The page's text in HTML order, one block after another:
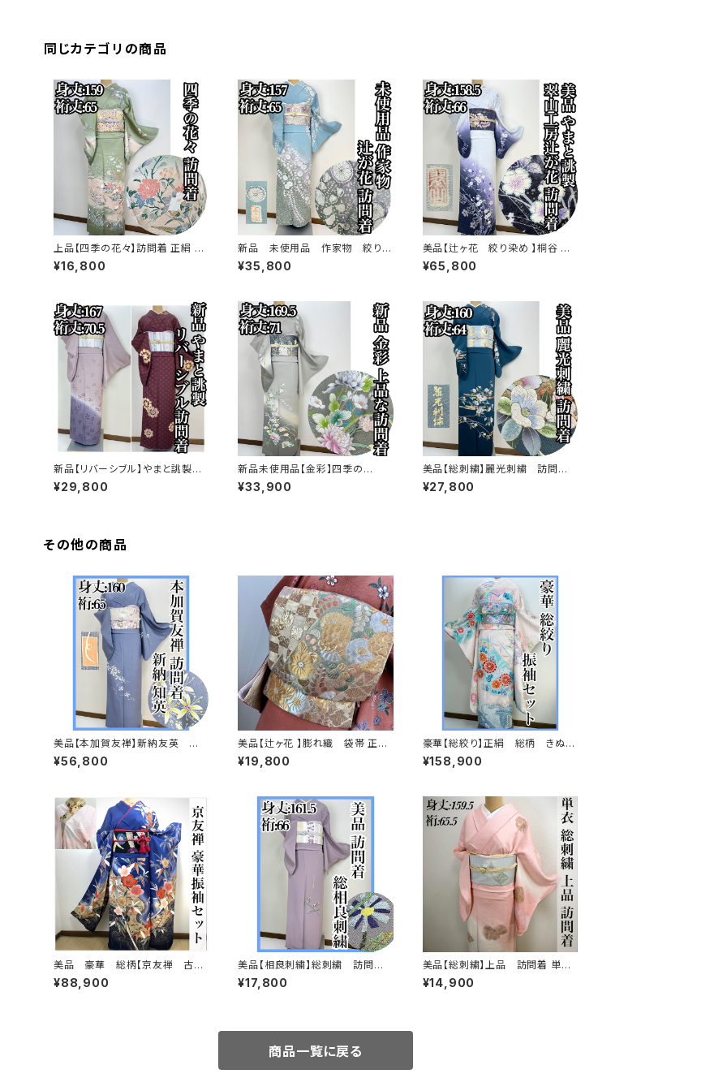
同じカテゴリの商品
上品【四季の花々】訪問着 正絹 袷
s779
¥16,800
新品 未使用品 作家物 絞り染
め【辻ヶ花 】訪問着 正絹 袷 s778
¥35,800
美品【辻ヶ花 絞り染め 】桐谷 翠
山工房 訪問着 正絹 袷 s773
¥65,800
新品【リバーシブル】やまと誂製
正絹 袷 訪問着s771
¥29,800
新品未使用品【金彩】四季の
花々 訪問着 正絹 袷 ガード加工
済s763
¥33,900
美品【総刺繍】麗光刺繍 訪問着
正絹 袷 s761
¥27,800
その他の商品
美品【本加賀友禅】新納友英
紬 訪問着 正絹 袷s665
¥56,800
美品【辻ヶ花 】膨れ織 袋帯 正絹
q269
¥19,800
豪華【総絞り】正絹 総柄 きぬた
や調 振袖セット s676
¥158,900
美品 豪華 総柄【京友禅 古典
柄】正絹 振袖セット q993
¥88,900
美品【相良刺繍】総刺繍 訪問着
正絹 袷 s694
¥17,800
美品【総刺繍】上品 訪問着 単
衣 s182
¥14,900
商品一覧に戻る